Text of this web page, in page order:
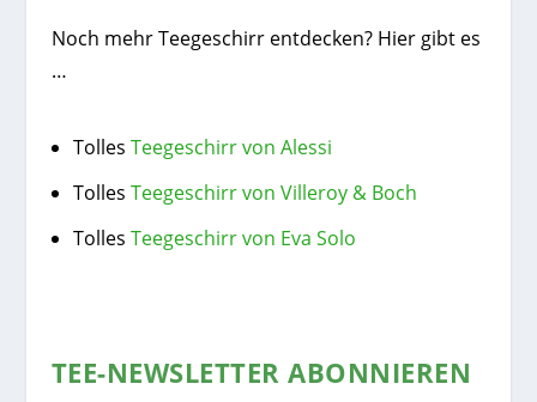
Noch mehr Teegeschirr entdecken? Hier gibt es
…
Tolles Teegeschirr von Alessi
Tolles Teegeschirr von Villeroy & Boch
Tolles Teegeschirr von Eva Solo
TEE-NEWSLETTER ABONNIEREN